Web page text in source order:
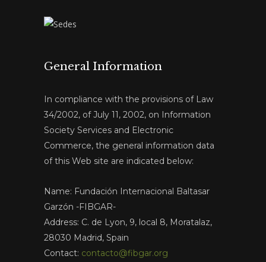
General Information
In compliance with the provisions of Law
34/2002, of July 11, 2002, on Information
Society Services and Electronic
Commerce, the general information data
of this Web site are indicated below:
Name: Fundación Internacional Baltasar
Garzón -FIBGAR-
Address: C. de Lyon, 9, local 8, Moratalaz,
28030 Madrid, Spain
Contact: contacto@fibgar.org